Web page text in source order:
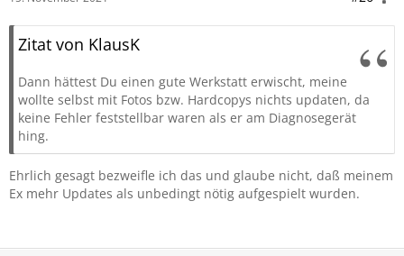
Zitat von KlausK
Dann hättest Du einen gute Werkstatt erwischt, meine
wollte selbst mit Fotos bzw. Hardcopys nichts updaten, da
keine Fehler feststellbar waren als er am Diagnosegerät
hing.
Ehrlich gesagt bezweifle ich das und glaube nicht, daß meinem
Ex mehr Updates als unbedingt nötig aufgespielt wurden.